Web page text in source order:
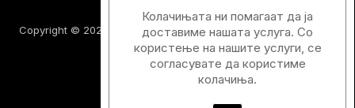
Copyright © 2026 Шатци Парфимерии. Сите права задржани.
Колачињата ни помагаат да ја
доставиме нашата услуга. Со
користење на нашите услуги, се
согласувате да користиме
колачиња.